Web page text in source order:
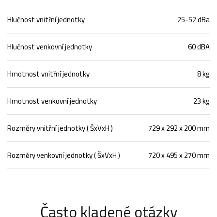
Hlučnost vnitřní jednotky
25-52 dBa
Hlučnost venkovní jednotky
60 dBA
Hmotnost vnitřní jednotky
8 kg
Hmotnost venkovní jednotky
23 kg
Rozměry vnitřní jednotky ( ŠxVxH )
729 x 292 x 200 mm
Rozměry venkovní jednotky ( ŠxVxH )
720 x 495 x 270 mm